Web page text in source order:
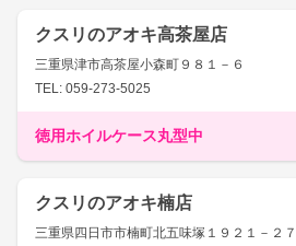
クスリのアオキ高茶屋店
三重県津市高茶屋小森町９８１－６
TEL: 059-273-5025
徳用ホイルケース丸型中
クスリのアオキ楠店
三重県四日市市楠町北五味塚１９２１－２７